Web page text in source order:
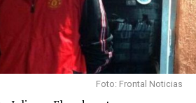
Foto: Frontal Noticias